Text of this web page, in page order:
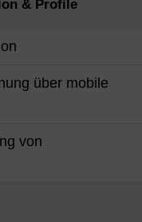
& Profile
über mobile
von